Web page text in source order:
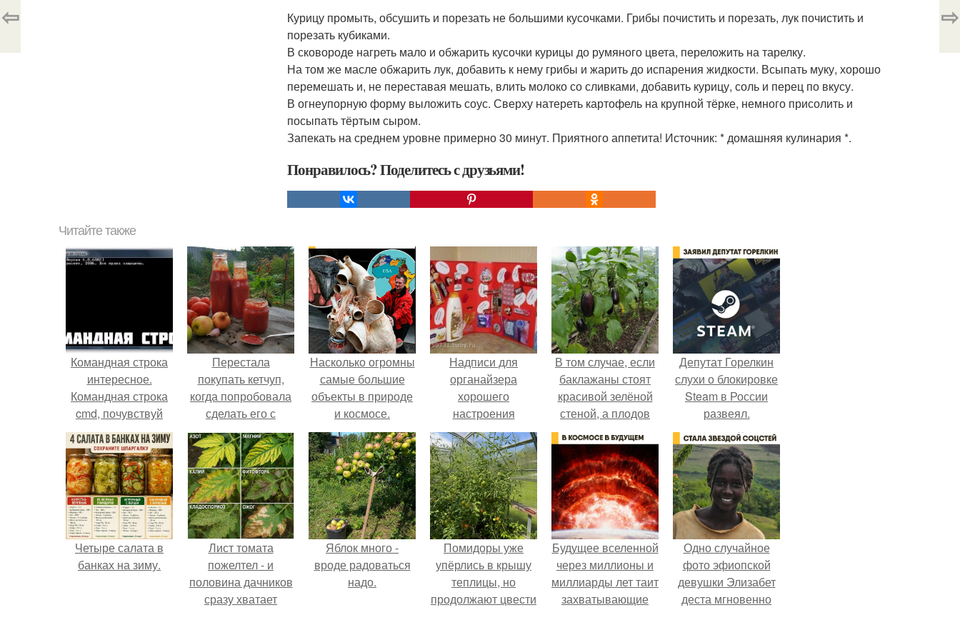
Курицу промыть, обсушить и порезать не большими кусочками. Грибы почистить и порезать, лук почистить и
порезать кубиками.
В сковороде нагреть мало и обжарить кусочки курицы до румяного цвета, переложить на тарелку.
На том же масле обжарить лук, добавить к нему грибы и жарить до испарения жидкости. Всыпать муку, хорошо
перемешать и, не переставая мешать, влить молоко со сливками, добавить курицу, соль и перец по вкусу.
В огнеупорную форму выложить соус. Сверху натереть картофель на крупной тёрке, немного присолить и
посыпать тёртым сыром.
Запекать на среднем уровне примерно 30 минут. Приятного аппетита! Источник: * домашняя кулинария *.
Понравилось? Поделитесь с друзьями!
⇦ ⇨
Читайте также
Командная строка
интересное.
Командная строка
cmd, почувствуй
себя хакером.
Перестала
покупать кетчуп,
когда попробовала
сделать его с
яблоками.
Насколько огромны
самые большие
объекты в природе
и космосе.
Надписи для
органайзера
хорошего
настроения
распечатать. Идеи
"Органайзеров
Хорошего
Настроения" с
примерами
подарочков.
В том случае, если
баклажаны стоят
красивой зелёной
стеной, а плодов
почти не видно -
радоваться тут
нечему.
Депутат Горелкин
слухи о блокировке
Steam в России
развеял.
Четыре салата в
банках на зиму.
Лист томата
пожелтел - и
половина дачников
сразу хватает
Яблок много -
вроде радоваться
надо.
Помидоры уже
упёрлись в крышу
теплицы, но
продолжают цвести
Будущее вселенной
через миллионы и
миллиарды лет таит
захватывающие
Одно случайное
фото эфиопской
девушки Элизабет
деста мгновенно